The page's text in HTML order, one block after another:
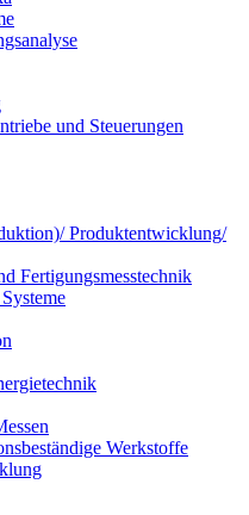
und Steuerungen
Produktentwicklung/
Fertigungsmesstechnik
Werkstoffe